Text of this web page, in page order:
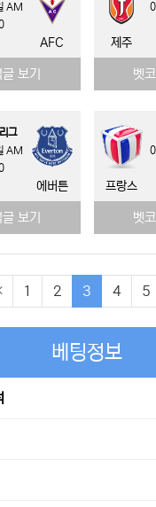
AM
AFC
보기
제주
벳
그
AM
에버튼
보기
프랑스
벳
1 2 3 (current)
4 5
베팅정보